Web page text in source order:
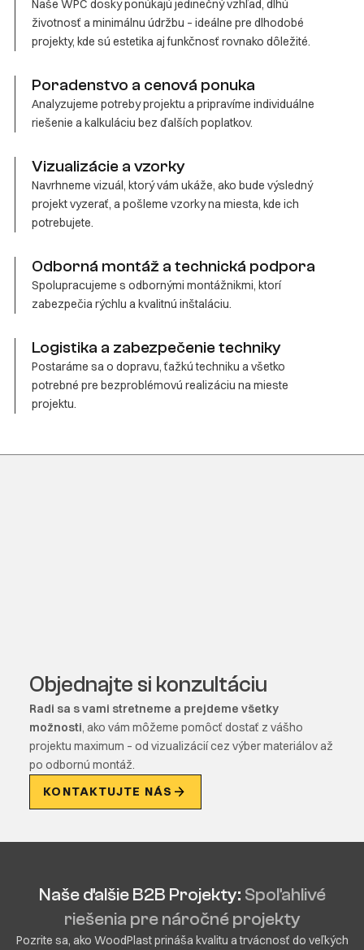
Naše WPC dosky ponúkajú jedinečný vzhľad, dlhú
životnosť a minimálnu údržbu – ideálne pre dlhodobé
projekty, kde sú estetika aj funkčnosť rovnako dôležité.
Poradenstvo a cenová ponuka
Analyzujeme potreby projektu a pripravíme individuálne
riešenie a kalkuláciu bez ďalších poplatkov.
Vizualizácie a vzorky
Navrhneme vizuál, ktorý vám ukáže, ako bude výsledný
projekt vyzerať, a pošleme vzorky na miesta, kde ich
potrebujete.
Odborná montáž a technická podpora
Spolupracujeme s odbornými montážnikmi, ktorí
zabezpečia rýchlu a kvalitnú inštaláciu.
Logistika a zabezpečenie techniky
Postaráme sa o dopravu, ťažkú techniku a všetko
potrebné pre bezproblémovú realizáciu na mieste
projektu.
Objednajte si konzultáciu
Radi sa s vami stretneme a prejdeme všetky
možnosti, ako vám môžeme pomôcť dostať z vášho
projektu maximum – od vizualizácií cez výber materiálov až
po odbornú montáž.
KONTAKTUJTE NÁS
Naše ďalšie B2B Projekty: Spoľahlivé
riešenia pre náročné projekty
Pozrite sa, ako WoodPlast prináša kvalitu a trvácnosť do veľkých